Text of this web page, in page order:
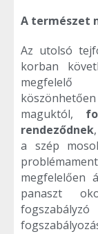
A természet
Az utolsó
korban
megfelelő
maguktól,
rendeződnek
a szép
megfelelően
panaszt